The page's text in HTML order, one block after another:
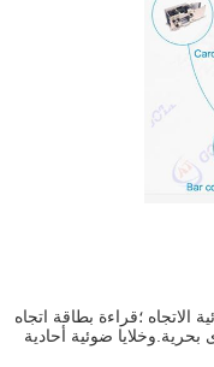
الاتجاه ؛قراءة بطاقة اتجاه
ضوئية أحادية